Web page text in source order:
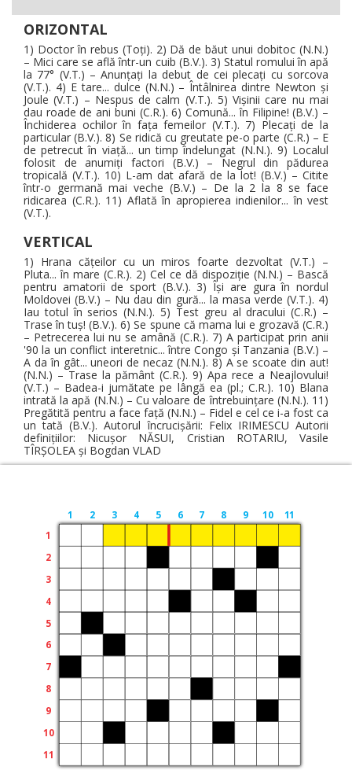
ORIZONTAL
1) Doctor în rebus (Toţi). 2) Dă de băut unui dobitoc (N.N.)
– Mici care se află într-un cuib (B.V.). 3) Statul romului în apă
la 77° (V.T.) – Anunţaţi la debut de cei plecaţi cu sorcova
(V.T.). 4) E tare... dulce (N.N.) – Întâlnirea dintre Newton şi
Joule (V.T.) – Nespus de calm (V.T.). 5) Vişinii care nu mai
dau roade de ani buni (C.R.). 6) Comună... în Filipine! (B.V.) –
Închiderea ochilor în faţa femeilor (V.T.). 7) Plecaţi de la
particular (B.V.). 8) Se ridică cu greutate pe-o parte (C.R.) – E
de petrecut în viaţă... un timp îndelungat (N.N.). 9) Localul
folosit de anumiţi factori (B.V.) – Negrul din pădurea
tropicală (V.T.). 10) L-am dat afară de la lot! (B.V.) – Citite
într-o germană mai veche (B.V.) – De la 2 la 8 se face
ridicarea (C.R.). 11) Aflată în apropierea indienilor... în vest
(V.T.).
VERTICAL
1) Hrana căţeilor cu un miros foarte dezvoltat (V.T.) –
Pluta... în mare (C.R.). 2) Cel ce dă dispoziţie (N.N.) – Bască
pentru amatorii de sport (B.V.). 3) Îşi are gura în nordul
Moldovei (B.V.) – Nu dau din gură... la masa verde (V.T.). 4)
Iau totul în serios (N.N.). 5) Test greu al dracului (C.R.) –
Trase în tuş! (B.V.). 6) Se spune că mama lui e grozavă (C.R.)
– Petrecerea lui nu se amână (C.R.). 7) A participat prin anii
'90 la un conflict interetnic... între Congo şi Tanzania (B.V.) –
A da în gât... uneori de necaz (N.N.). 8) A se scoate din aut!
(N.N.) – Trase la pământ (C.R.). 9) Apa rece a Neajlovului!
(V.T.) – Badea-i jumătate pe lângă ea (pl.; C.R.). 10) Blana
intrată la apă (N.N.) – Cu valoare de întrebuinţare (N.N.). 11)
Pregătită pentru a face faţă (N.N.) – Fidel e cel ce i-a fost ca
un tată (B.V.). Autorul încrucişării: Felix IRIMESCU Autorii
definiţiilor: Nicuşor NĂSUI, Cristian ROTARIU, Vasile
TÎRŞOLEA şi Bogdan VLAD